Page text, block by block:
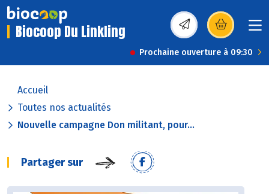
Biocoop Du Linkling (s’ouvre dans une
Prochaine ouverture à 09:30
Accueil
Toutes nos actualités
Nouvelle campagne Don militant, pour...
Partager sur